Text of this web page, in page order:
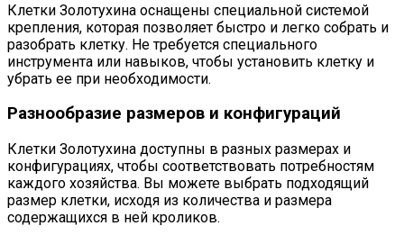
Клетки Золотухина оснащены специальной системой
крепления, которая позволяет быстро и легко собрать и
разобрать клетку. Не требуется специального
инструмента или навыков, чтобы установить клетку и
убрать ее при необходимости.
Разнообразие размеров и конфигураций
Клетки Золотухина доступны в разных размерах и
конфигурациях, чтобы соответствовать потребностям
каждого хозяйства. Вы можете выбрать подходящий
размер клетки, исходя из количества и размера
содержащихся в ней кроликов.